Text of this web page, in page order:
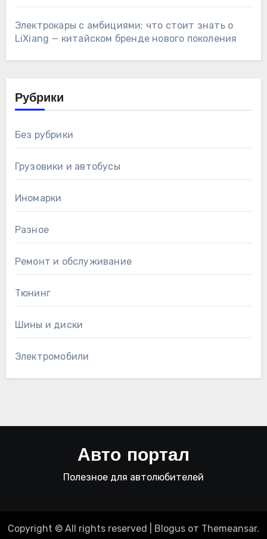
Электрокары с амбициями: что стоит знать о
LiXiang — китайском бренде нового поколения
Рубрики
Без рубрики
Грузовики и автобусы
Иномарки
Разное
Ремонт и обслуживание
Тюнинг
Шины и диски
Электромобили
Авто портал
Полезное для автолюбителей
Copyright © All rights reserved Blogus от Themeansar.